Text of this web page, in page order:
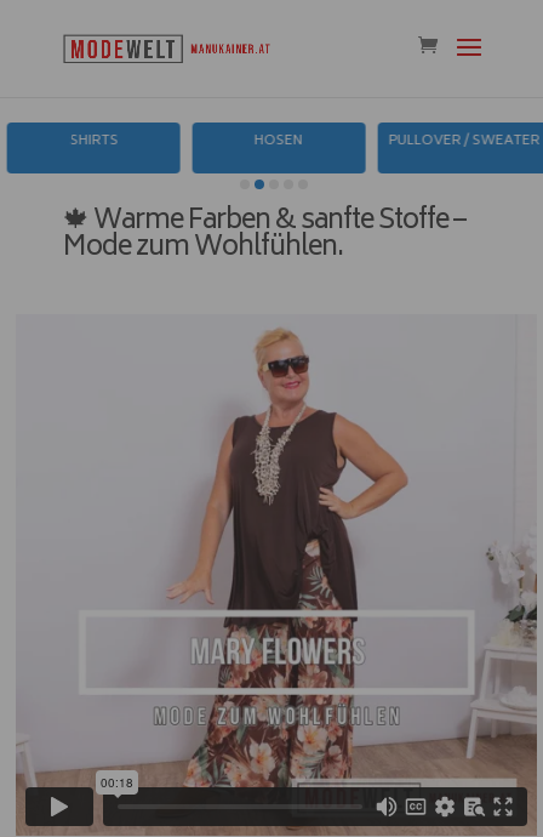
SHIRTS HOSEN PULLOVER / SWEATER
🍁 Warme Farben & sanfte Stoffe –
Mode zum Wohlfühlen.